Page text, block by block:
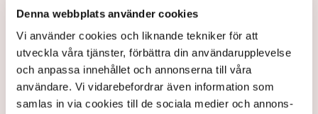
Denna webbplats använder cookies
Vi använder cookies och liknande tekniker för att
utveckla våra tjänster, förbättra din användarupplevelse
och anpassa innehållet och annonserna till våra
användare. Vi vidarebefordrar även information som
samlas in via cookies till de sociala medier och annons-
åtta avlägsnanden, enligt polislagen 13 paragraf. Om
personerna vägrar att följa order och det olaga intrånget
fortsätter, kan de gripas misstänkta för brott, säger hon.
Samtidigt menar Anna-Lena Mann att polisens uppgift
är att vara opartisk, att följa lagstiftningen och att